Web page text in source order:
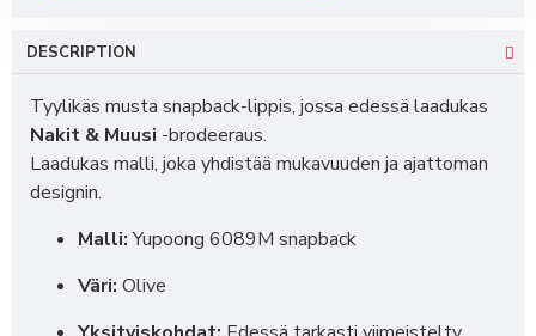
DESCRIPTION
Tyylikäs musta snapback-lippis, jossa edessä laadukas
Nakit & Muusi -brodeeraus.
Laadukas malli, joka yhdistää mukavuuden ja ajattoman
designin.
Malli:Yupoong 6089M snapback
Väri: Olive